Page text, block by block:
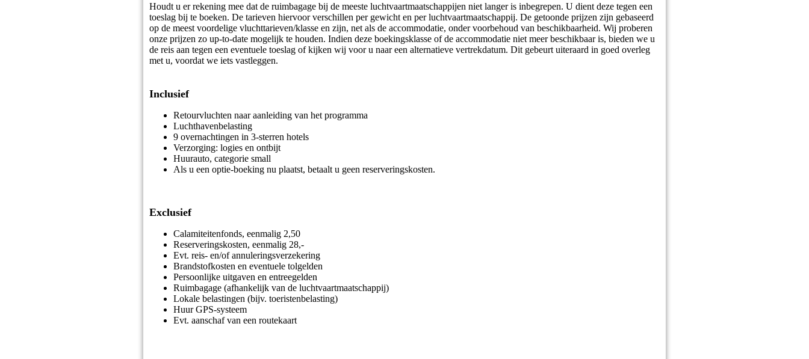
Houdt u er rekening mee dat de ruimbagage bij de meeste luchtvaartmaatschappijen niet langer is inbegrepen. U dient deze tegen een
toeslag bij te boeken. De tarieven hiervoor verschillen per gewicht en per luchtvaartmaatschappij. De getoonde prijzen zijn gebaseerd
op de meest voordelige vluchttarieven/klasse en zijn, net als de accommodatie, onder voorbehoud van beschikbaarheid. Wij proberen
onze prijzen zo up-to-date mogelijk te houden. Indien deze boekingsklasse of de accommodatie niet meer beschikbaar is, bieden we u
de reis aan tegen een eventuele toeslag of kijken wij voor u naar een alternatieve vertrekdatum. Dit gebeurt uiteraard in goed overleg
met u, voordat we iets vastleggen.
Inclusief
Retourvluchten naar aanleiding van het programma
Luchthavenbelasting
9 overnachtingen in 3-sterren hotels
Verzorging: logies en ontbijt
Huurauto, categorie small
Als u een optie-boeking nu plaatst, betaalt u geen reserveringskosten.
Exclusief
Calamiteitenfonds, eenmalig 2,50
Reserveringskosten, eenmalig 28,-
Evt. reis- en/of annuleringsverzekering
Brandstofkosten en eventuele tolgelden
Persoonlijke uitgaven en entreegelden
Ruimbagage (afhankelijk van de luchtvaartmaatschappij)
Lokale belastingen (bijv. toeristenbelasting)
Huur GPS-systeem
Evt. aanschaf van een routekaart